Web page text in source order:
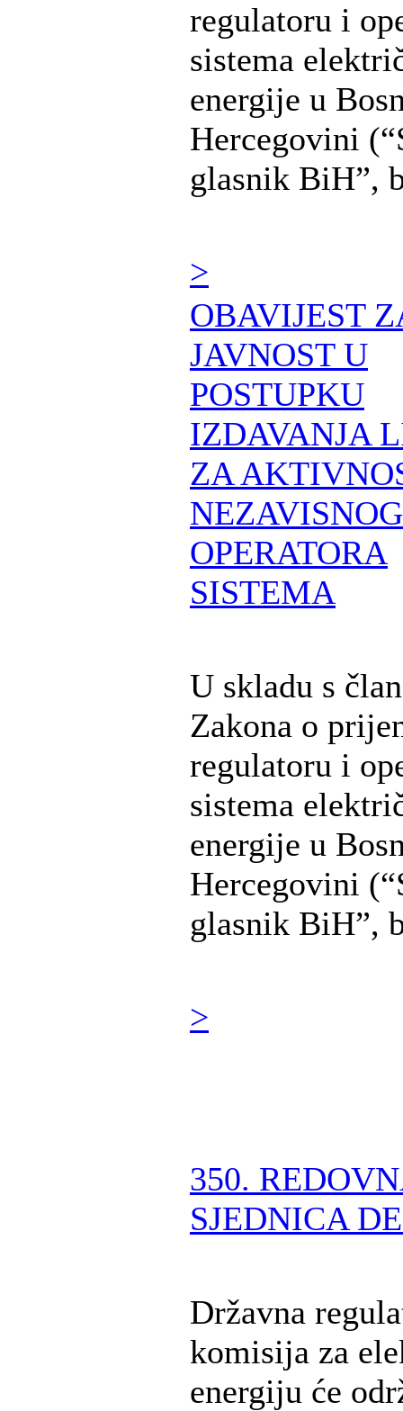
regulatoru i
sistema
energije u
Hercegovini
glasnik BiH”,
>
OBAVIJEST
JAVNOST U
POSTUPKU
IZDAVANJA
ZA
NEZAVISNOG
OPERATORA
SISTEMA
U skladu s
Zakona o
regulatoru i
sistema
energije u
Hercegovini
glasnik BiH”,
>
350.
SJEDNICA
Državna
komisija za
energiju će